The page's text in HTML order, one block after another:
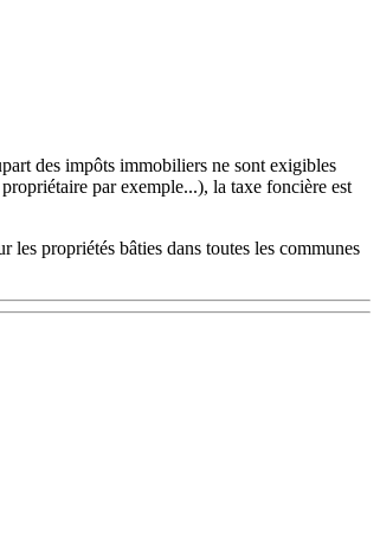
des impôts immobiliers ne sont exigibles
par exemple...), la taxe foncière est
propriétés bâties dans toutes les communes